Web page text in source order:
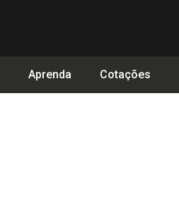
Aprenda Cotações